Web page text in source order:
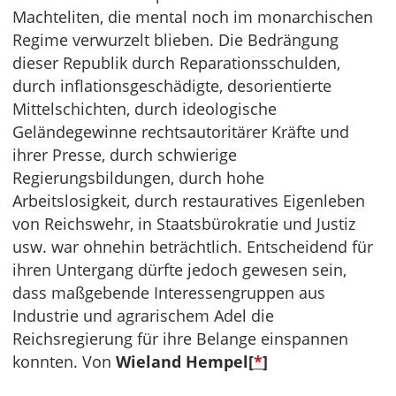
Machteliten, die mental noch im monarchischen
Regime verwurzelt blieben. Die Bedrängung
dieser Republik durch Reparationsschulden,
durch inflationsgeschädigte, desorientierte
Mittelschichten, durch ideologische
Geländegewinne rechtsautoritärer Kräfte und
ihrer Presse, durch schwierige
Regierungsbildungen, durch hohe
Arbeitslosigkeit, durch restauratives Eigenleben
von Reichswehr, in Staatsbürokratie und Justiz
usw. war ohnehin beträchtlich. Entscheidend für
ihren Untergang dürfte jedoch gewesen sein,
dass maßgebende Interessengruppen aus
Industrie und agrarischem Adel die
Reichsregierung für ihre Belange einspannen
konnten. Von Wieland Hempel[*]